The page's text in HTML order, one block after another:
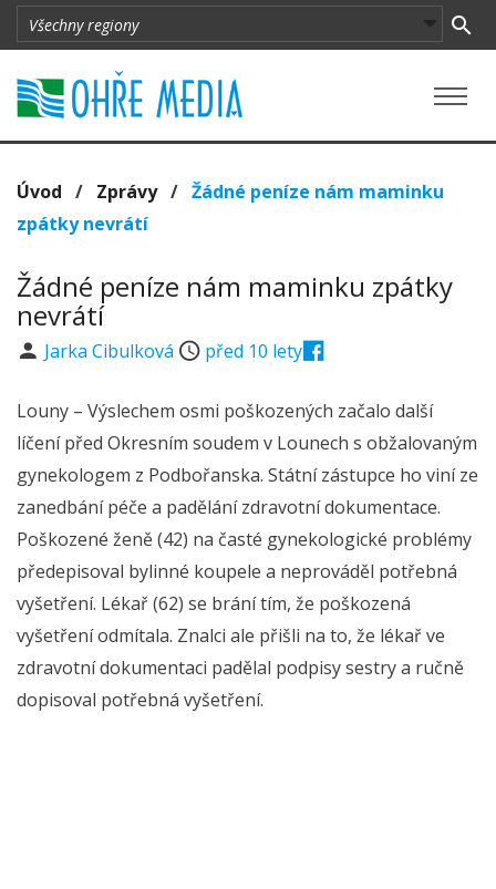
Úvod / Zprávy/ Žádné peníze nám maminku
zpátky nevrátí
Žádné peníze nám maminku zpátky
nevrátí
Jarka Cibulková před 10 lety
Louny – Výslechem osmi poškozených začalo další
líčení před Okresním soudem v Lounech s obžalovaným
gynekologem z Podbořanska. Státní zástupce ho viní ze
zanedbání péče a padělání zdravotní dokumentace.
Poškozené ženě (42) na časté gynekologické problémy
předepisoval bylinné koupele a neprováděl potřebná
vyšetření. Lékař (62) se brání tím, že poškozená
vyšetření odmítala. Znalci ale přišli na to, že lékař ve
zdravotní dokumentaci padělal podpisy sestry a ručně
dopisoval potřebná vyšetření.